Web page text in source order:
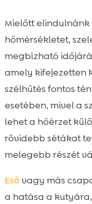
Mielőtt elindulnánk
hőmérsékletet,
megbízható
amely kifejezetten
szélhűtés fontos
esetében, mivel a
lehet a hőérzet
rövidebb sétákat
melegebb részét
Eső vagy más
a hatása a